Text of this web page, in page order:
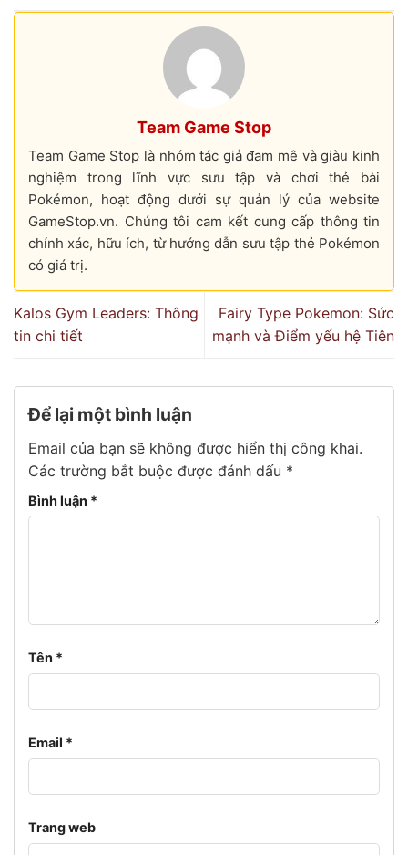
Team Game Stop
Team Game Stop là nhóm tác giả đam mê và giàu kinh
nghiệm trong lĩnh vực sưu tập và chơi thẻ bài
Pokémon, hoạt động dưới sự quản lý của website
GameStop.vn. Chúng tôi cam kết cung cấp thông tin
chính xác, hữu ích, từ hướng dẫn sưu tập thẻ Pokémon
có giá trị.
Kalos Gym Leaders: Thông
tin chi tiết
Fairy Type Pokemon: Sức
mạnh và Điểm yếu hệ Tiên
Để lại một bình luận
Email của bạn sẽ không được hiển thị công khai.
Các trường bắt buộc được đánh dấu *
Bình luận *
Tên *
Email *
Trang web